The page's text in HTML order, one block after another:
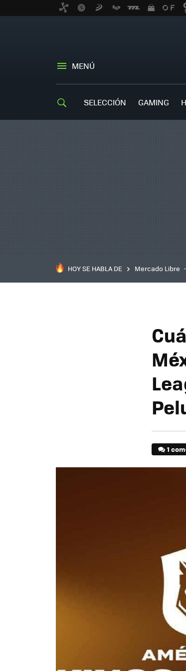
MENÚ
SELECCIÓN GAMING
HOY SE HABLA DE Mercado Libre
1